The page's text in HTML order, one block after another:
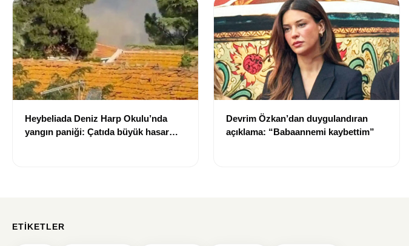
Heybeliada Deniz Harp Okulu’nda
yangın paniği: Çatıda büyük hasar
Devrim Özkan’dan duygulandıran
açıklama: “Babaannemi kaybettim”
ETIKETLER